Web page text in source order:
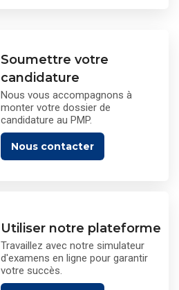
Soumettre votre
candidature
Nous vous accompagnons à
monter votre dossier de
candidature au PMP.
Nous contacter
Utiliser notre plateforme
Travaillez avec notre simulateur
d'examens en ligne pour garantir
votre succès.